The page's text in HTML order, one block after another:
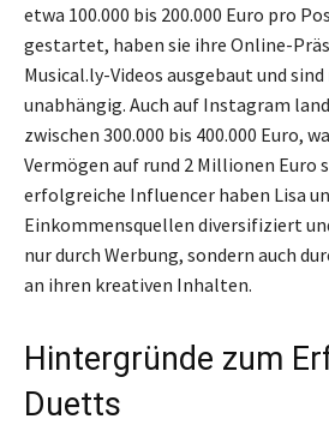
etwa 100.000 bis 200.000 Euro pro
gestartet, haben sie ihre Online-
Musical.ly-Videos ausgebaut und
unabhängig. Auch auf Instagram
zwischen 300.000 bis 400.000 Euro,
Vermögen auf rund 2 Millionen Euro
erfolgreiche Influencer haben Lisa
Einkommensquellen diversifiziert
nur durch Werbung, sondern auch
an ihren kreativen Inhalten.
Hintergründe zum
Duetts